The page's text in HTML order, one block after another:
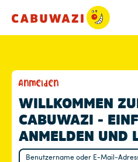
M
E
N
Anmelden
WILLKOMMEN
CABUWAZI -
ANMELDEN UND
Benutzername oder E-Mail-